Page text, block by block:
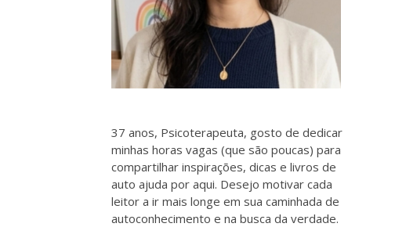
37 anos, Psicoterapeuta, gosto de dedicar
minhas horas vagas (que são poucas) para
compartilhar inspirações, dicas e livros de
auto ajuda por aqui. Desejo motivar cada
leitor a ir mais longe em sua caminhada de
autoconhecimento e na busca da verdade.